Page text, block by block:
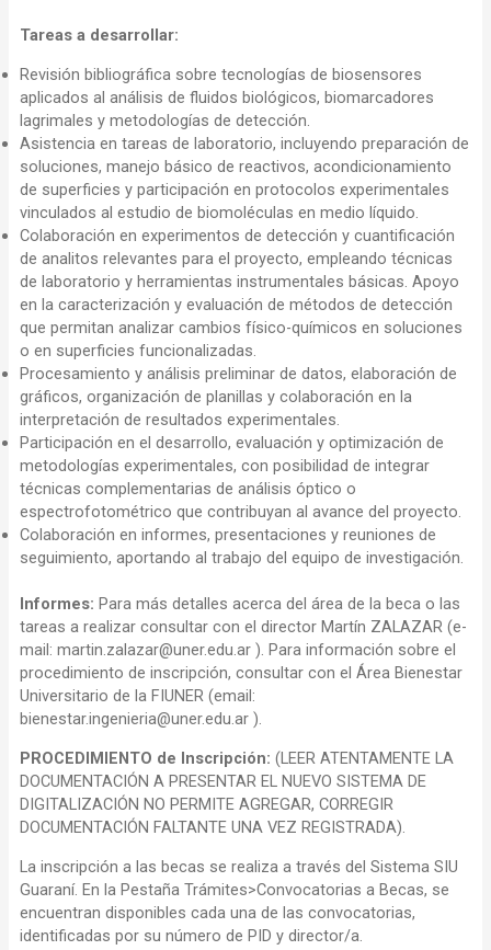
Tareas a desarrollar:
Revisión bibliográfica sobre tecnologías de biosensores
aplicados al análisis de fluidos biológicos, biomarcadores
lagrimales y metodologías de detección.
Asistencia en tareas de laboratorio, incluyendo preparación de
soluciones, manejo básico de reactivos, acondicionamiento
de superficies y participación en protocolos experimentales
vinculados al estudio de biomoléculas en medio líquido.
Colaboración en experimentos de detección y cuantificación
de analitos relevantes para el proyecto, empleando técnicas
de laboratorio y herramientas instrumentales básicas. Apoyo
en la caracterización y evaluación de métodos de detección
que permitan analizar cambios físico-químicos en soluciones
o en superficies funcionalizadas.
Procesamiento y análisis preliminar de datos, elaboración de
gráficos, organización de planillas y colaboración en la
interpretación de resultados experimentales.
Participación en el desarrollo, evaluación y optimización de
metodologías experimentales, con posibilidad de integrar
técnicas complementarias de análisis óptico o
espectrofotométrico que contribuyan al avance del proyecto.
Colaboración en informes, presentaciones y reuniones de
seguimiento, aportando al trabajo del equipo de investigación.
Informes: Para más detalles acerca del área de la beca o las
tareas a realizar consultar con el director Martín ZALAZAR (e-
mail: martin.zalazar@uner.edu.ar ). Para información sobre el
procedimiento de inscripción, consultar con el Área Bienestar
Universitario de la FIUNER (email:
bienestar.ingenieria@uner.edu.ar ).
PROCEDIMIENTO de Inscripción: (LEER ATENTAMENTE LA
DOCUMENTACIÓN A PRESENTAR EL NUEVO SISTEMA DE
DIGITALIZACIÓN NO PERMITE AGREGAR, CORREGIR
DOCUMENTACIÓN FALTANTE UNA VEZ REGISTRADA).
La inscripción a las becas se realiza a través del Sistema SIU
Guaraní. En la Pestaña Trámites>Convocatorias a Becas, se
encuentran disponibles cada una de las convocatorias,
identificadas por su número de PID y director/a.